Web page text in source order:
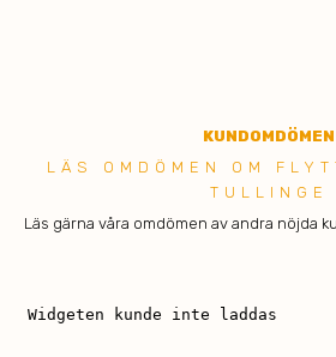
KUNDOMDÖMEN
LÄS OMDÖMEN OM
TULLINGE
Läs gärna våra omdömen av andra nöjda